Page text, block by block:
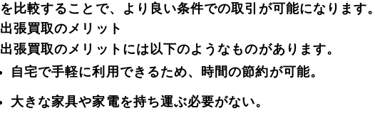
を比較することで、より良い条件での取引が可能になります。
出張買取のメリット
出張買取のメリットには以下のようなものがあります。
自宅で手軽に利用できるため、時間の節約が可能。
大きな家具や家電を持ち運ぶ必要がない。